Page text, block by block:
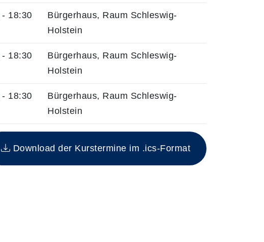
Kurs
18:30
Bürgerhaus, Raum Schleswig-
Holstein
18:30
Bürgerhaus, Raum Schleswig-
Holstein
18:30
Bürgerhaus, Raum Schleswig-
Holstein
Download der Kurstermine im .ics-Format